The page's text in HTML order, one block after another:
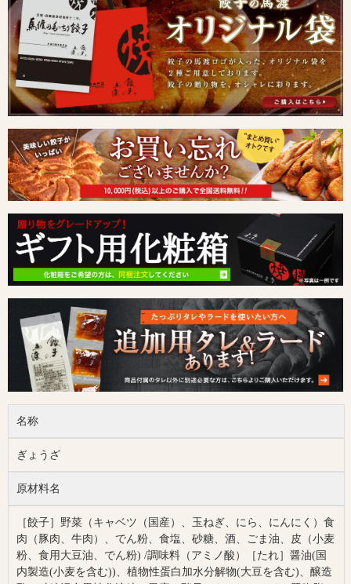
名称
ぎょうざ
原材料名
［餃子］野菜（キャベツ（国産）、玉ねぎ、にら、にんにく）食
肉（豚肉、牛肉）、でん粉、食塩、砂糖、酒、ごま油、皮（小麦
粉、食用大豆油、でん粉) /調味料（アミノ酸）［たれ］醤油(国
内製造(小麦を含む))、植物性蛋白加水分解物(大豆を含む)、醸造